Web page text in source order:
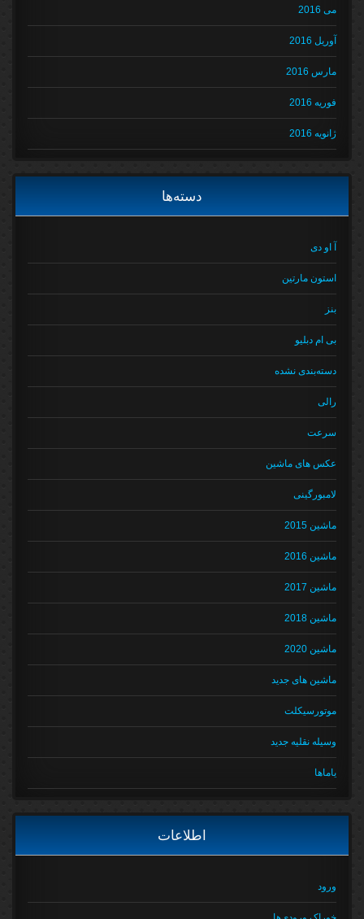
می 2016
آوریل 2016
مارس 2016
فوریه 2016
ژانویه 2016
دسته‌ها
آ او دی
استون مارتین
بی ام دبلیو
دسته‌بندی نشده
رالی
سرعت
عکس های ماشین
لامبورگینی
ماشین 2015
ماشین 2016
ماشین 2017
ماشین 2018
ماشین 2020
ماشین های جدید
موتورسیکلت
وسیله نقلیه جدید
یاماها
اطلاعات
ورود